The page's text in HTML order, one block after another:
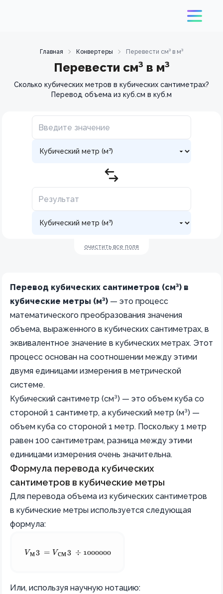
Главная Конвертеры Перевести см³ в м³
Перевести см³ в м³
Сколько кубических метров в кубических сантиметрах?
Перевод объема из куб.см в куб.м
очистить все поля
Перевод кубических сантиметров (см³) в
кубические метры (м³) — это процесс
математического преобразования значения
объема, выраженного в кубических сантиметрах, в
эквивалентное значение в кубических метрах. Этот
процесс основан на соотношении между этими
двумя единицами измерения в метрической
системе.
Кубический сантиметр (см³) — это объем куба со
стороной 1 сантиметр, а кубический метр (м³) —
объем куба со стороной 1 метр. Поскольку 1 метр
равен 100 сантиметрам, разница между этими
единицами измерения очень значительна.
Формула перевода кубических
сантиметров в кубические метры
Для перевода объема из кубических сантиметров
в кубические метры используется следующая
формула:
V_{м³} = V_{см³} \div 1000000
Vм 3 = Vсм 3 ÷ 1000000
Или, используя научную нотацию: